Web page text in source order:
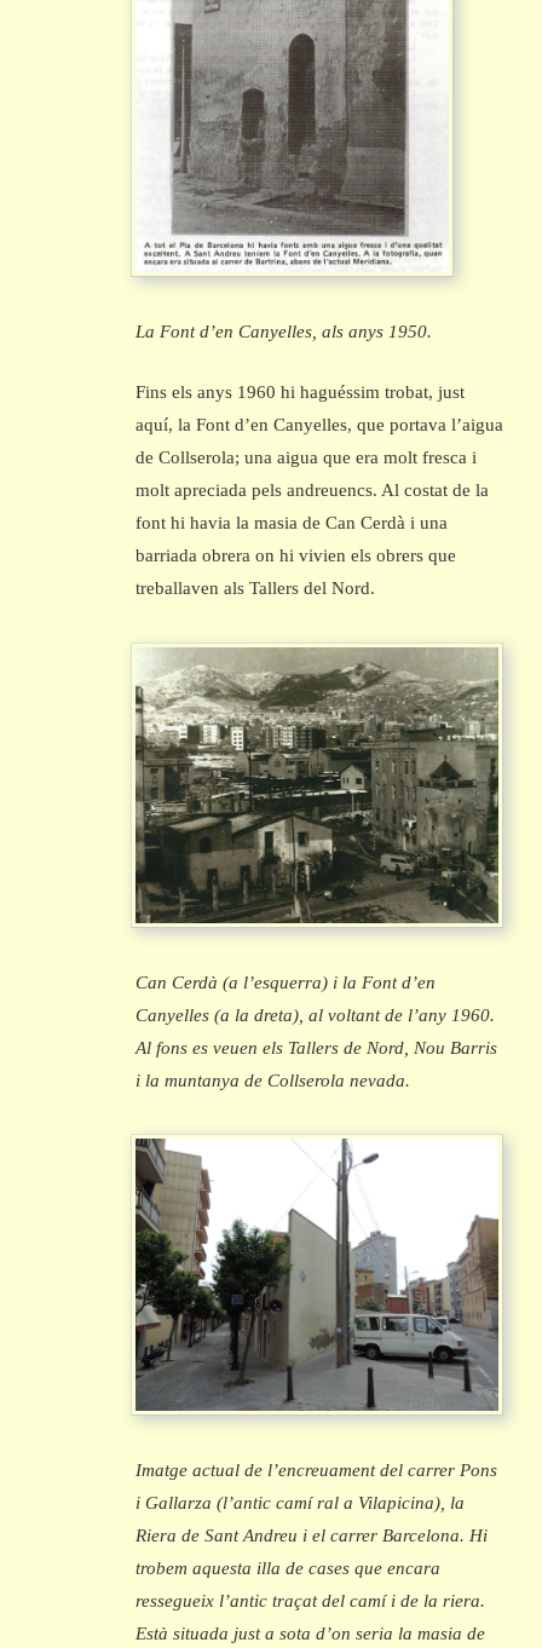
La Font d’en Canyelles, als anys 1950.
Fins els anys 1960 hi haguéssim trobat, just
aquí, la Font d’en Canyelles, que portava l’aigua
de Collserola; una aigua que era molt fresca i
molt apreciada pels andreuencs. Al costat de la
font hi havia la masia de Can Cerdà i una
barriada obrera on hi vivien els obrers que
treballaven als Tallers del Nord.
Can Cerdà (a l’esquerra) i la Font d’en
Canyelles (a la dreta), al voltant de l’any 1960.
Al fons es veuen els Tallers de Nord, Nou Barris
i la muntanya de Collserola nevada.
Imatge actual de l’encreuament del carrer Pons
i Gallarza (l’antic camí ral a Vilapicina), la
Riera de Sant Andreu i el carrer Barcelona. Hi
trobem aquesta illa de cases que encara
ressegueix l’antic traçat del camí i de la riera.
Està situada just a sota d’on seria la masia de